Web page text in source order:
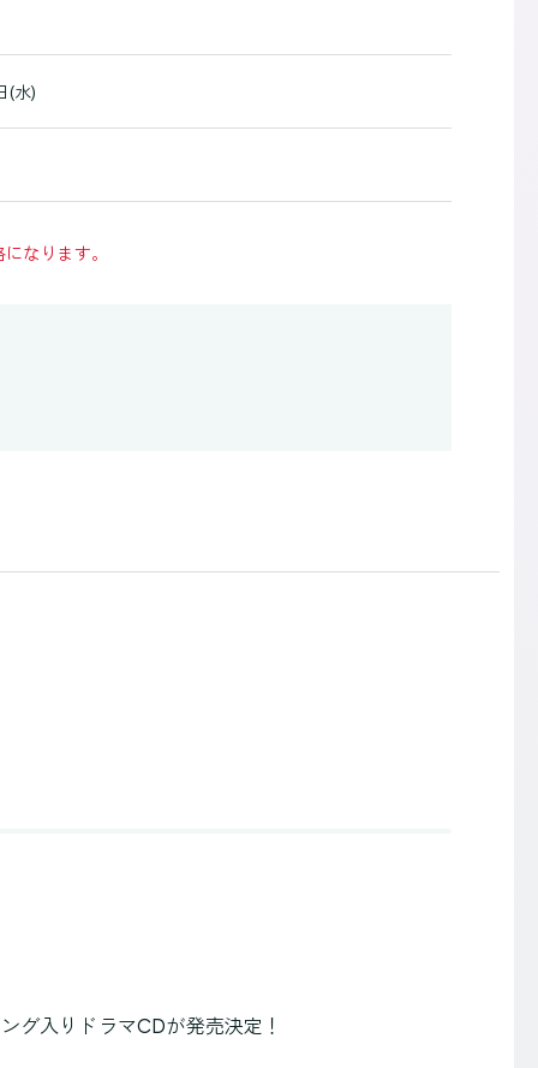
(水)
なります。
グ入りドラマCDが発売決定！